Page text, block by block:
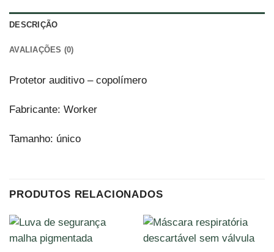
DESCRIÇÃO
AVALIAÇÕES (0)
Protetor auditivo – copolímero
Fabricante: Worker
Tamanho: único
PRODUTOS RELACIONADOS